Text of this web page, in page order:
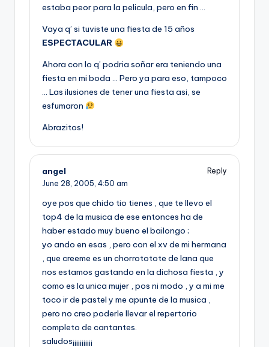
estaba peor para la pelicula, pero en fin …
Vaya q’ si tuviste una fiesta de 15 años
ESPECTACULAR
Ahora con lo q’ podria soñar era teniendo una
fiesta en mi boda … Pero ya para eso, tampoco
… Las ilusiones de tener una fiesta asi, se
esfumaron
Abrazitos!
angel
Reply
June 28, 2005, 4:50 am
oye pos que chido tio tienes , que te llevo el
top4 de la musica de ese entonces ha de
haber estado muy bueno el bailongo ;
yo ando en esas , pero con el xv de mi hermana
, que creeme es un chorrototote de lana que
nos estamos gastando en la dichosa fiesta , y
como es la unica mujer , pos ni modo , y a mi me
toco ir de pastel y me apunte de la musica ,
pero no creo poderle llevar el repertorio
completo de cantantes.
saludos¡¡¡¡¡¡¡¡¡¡¡